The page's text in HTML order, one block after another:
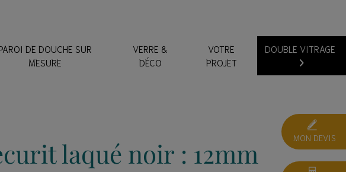
DE DOUCHE SUR
MESURE
VERRE &
DÉCO
VOTRE
PROJET
DOUBLE VITRAGE
laqué noir : 12mm
MON DEVIS